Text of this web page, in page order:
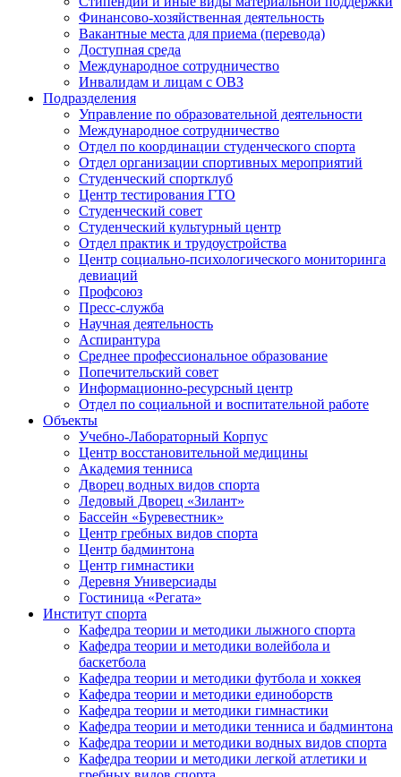
Финансово-хозяйственная деятельность
Вакантные места для приема (перевода)
Доступная среда
Международное сотрудничество
Инвалидам и лицам с ОВЗ
Подразделения
Управление по образовательной деятельности
Международное сотрудничество
Отдел по координации студенческого спорта
Отдел организации спортивных мероприятий
Студенческий спортклуб
Центр тестирования ГТО
Студенческий совет
Студенческий культурный центр
Отдел практик и трудоустройства
Центр социально-психологического мониторинга
девиаций
Профсоюз
Пресс-служба
Научная деятельность
Аспирантура
Среднее профессиональное образование
Попечительский совет
Информационно-ресурсный центр
Отдел по социальной и воспитательной работе
Объекты
Учебно-Лабораторный Корпус
Центр восстановительной медицины
Академия тенниса
Дворец водных видов спорта
Ледовый Дворец «Зилант»
Бассейн «Буревестник»
Центр гребных видов спорта
Центр бадминтона
Центр гимнастики
Деревня Универсиады
Гостиница «Регата»
Институт спорта
Кафедра теории и методики лыжного спорта
Кафедра теории и методики волейбола и
баскетбола
Кафедра теории и методики футбола и хоккея
Кафедра теории и методики единоборств
Кафедра теории и методики гимнастики
Кафедра теории и методики тенниса и бадминтона
Кафедра теории и методики водных видов спорта
Кафедра теории и методики легкой атлетики и